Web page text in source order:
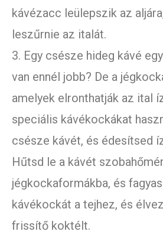
kávézacc leülepszik az
leszűrnie az italát.
3. Egy csésze hideg kávé
van ennél jobb? De a
amelyek elronthatják az ital
speciális kávékockákat
csésze kávét, és édesítsed
Hűtsd le a kávét
jégkockaformákba, és
kávékockát a tejhez, és
frissítő koktélt.